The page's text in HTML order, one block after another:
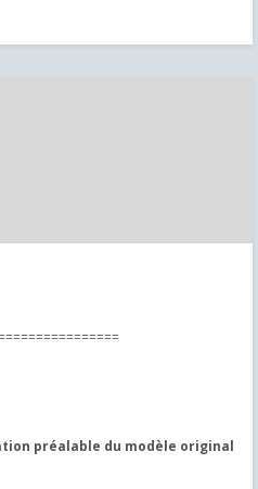
préalable du modèle original